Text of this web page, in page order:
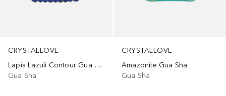
CRYSTALLOVE
Lapis Lazuli Contour Gua Sha
Gua Sha
CRYSTALLOVE
Amazonite Gua Sha
Gua Sha